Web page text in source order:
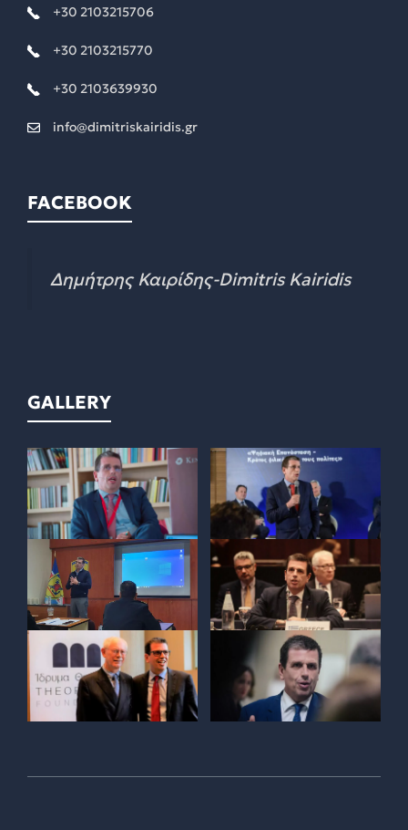
+30 2103215706
+30 2103215770
+30 2103639930
info@dimitriskairidis.gr
FACEBOOK
Δημήτρης Καιρίδης-Dimitris Kairidis
GALLERY